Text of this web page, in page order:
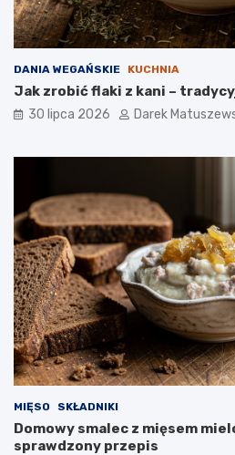
DANIA WEGAŃSKIE KUCHNIA
Jak zrobić flaki z kani –
30 lipca 2026 Darek
MIĘSO SKŁADNIKI
Domowy smalec z mięsem
sprawdzony przepis